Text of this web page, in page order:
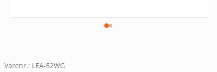
Varenr.: LEA-52WG